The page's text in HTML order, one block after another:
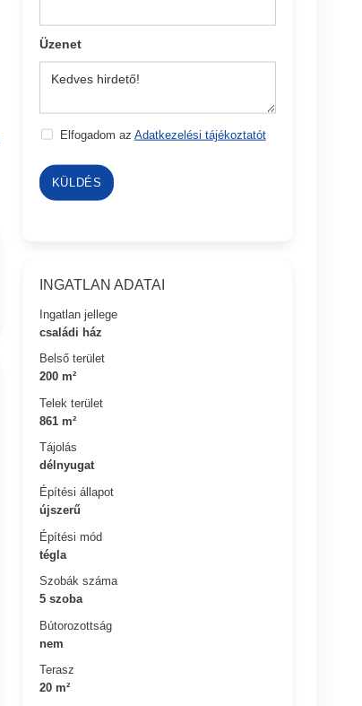
Üzenet
Elfogadom az Adatkezelési tájékoztatót
KÜLDÉS
INGATLAN ADATAI
Ingatlan jellege
családi ház
Belső terület
200 m²
Telek terület
861 m²
Tájolás
délnyugat
Építési állapot
újszerű
Építési mód
tégla
Szobák száma
5 szoba
Bútorozottság
nem
Terasz
20 m²